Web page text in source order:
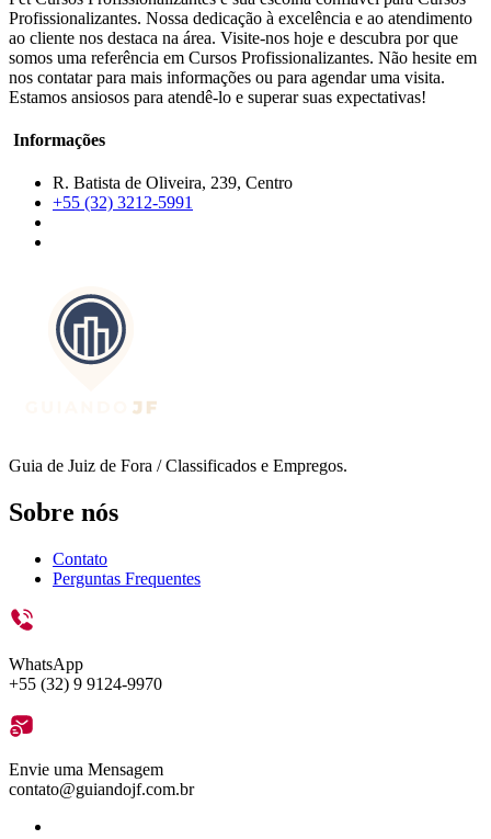
Profissionalizantes. Nossa dedicação à excelência e ao atendimento
ao cliente nos destaca na área. Visite-nos hoje e descubra por que
somos uma referência em Cursos Profissionalizantes. Não hesite em
nos contatar para mais informações ou para agendar uma visita.
Estamos ansiosos para atendê-lo e superar suas expectativas!
Informações
R. Batista de Oliveira, 239, Centro
+55 (32) 3212-5991
Guia de Juiz de Fora / Classificados e Empregos.
Sobre nós
Contato
Perguntas Frequentes
WhatsApp
+55 (32) 9 9124-9970
Envie uma Mensagem
contato@guiandojf.com.br